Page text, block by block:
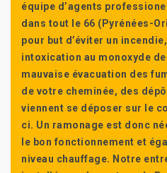
équipe d’agents
dans tout le 66 (Pyrénées-
pour but d’éviter un
intoxication au monoxyde
mauvaise évacuation des
de votre cheminée, des
viennent se déposer sur le
ci. Un ramonage est donc
le bon fonctionnement et
niveau chauffage. Notre